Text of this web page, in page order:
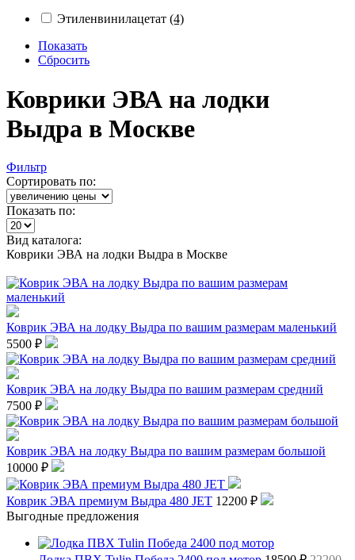
Этиленвинилацетат (4)
Показать
Сбросить
Коврики ЭВА на лодки
Выдра в Москве
Фильтр
Сортировать по:
Показать по:
Вид каталога:
Коврики ЭВА на лодки Выдра в Москве
Коврик ЭВА на лодку Выдра по вашим размерам маленький
5500 ₽
Коврик ЭВА на лодку Выдра по вашим размерам средний
7500 ₽
Коврик ЭВА на лодку Выдра по вашим размерам большой
10000 ₽
Коврик ЭВА премиум Выдра 480 JET 12200 ₽
Выгодные предложения